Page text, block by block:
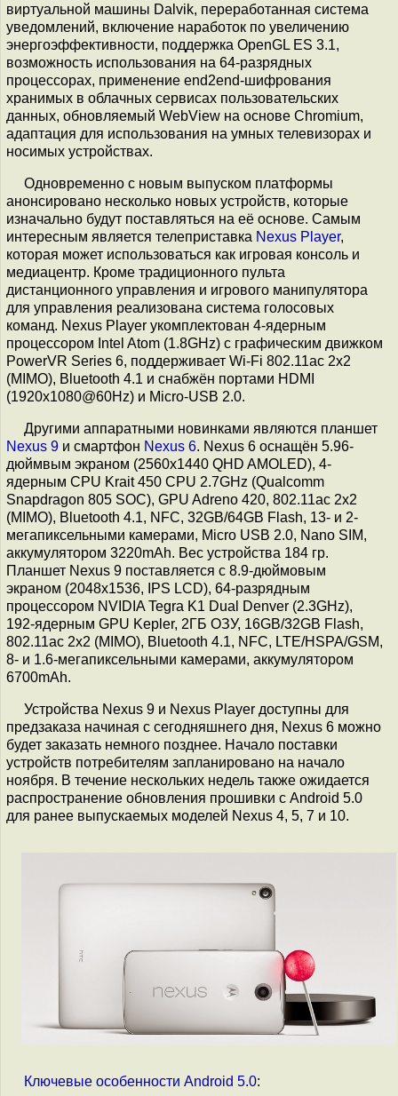
виртуальной машины Dalvik, переработанная система
уведомлений, включение наработок по увеличению
энергоэффективности, поддержка OpenGL ES 3.1,
возможность использования на 64-разрядных
процессорах, применение end2end-шифрования
хранимых в облачных сервисах пользовательских
данных, обновляемый WebView на основе Chromium,
адаптация для использования на умных телевизорах и
носимых устройствах.
Одновременно с новым выпуском платформы
анонсировано несколько новых устройств, которые
изначально будут поставляться на её основе. Самым
интересным является телеприставка Nexus Player,
которая может использоваться как игровая консоль и
медиацентр. Кроме традиционного пульта
дистанционного управления и игрового манипулятора
для управления реализована система голосовых
команд. Nexus Player укомплектован 4-ядерным
процессором Intel Atom (1.8GHz) с графическим движком
PowerVR Series 6, поддерживает Wi-Fi 802.11ac 2x2
(MIMO), Bluetooth 4.1 и снабжён портами HDMI
(1920x1080@60Hz) и Micro-USB 2.0.
Другими аппаратными новинками являются планшет
Nexus 9 и смартфон Nexus 6. Nexus 6 оснащён 5.96-
дюймвым экраном (2560x1440 QHD AMOLED), 4-
ядерным CPU Krait 450 CPU 2.7GHz (Qualcomm
Snapdragon 805 SOC), GPU Adreno 420, 802.11ac 2x2
(MIMO), Bluetooth 4.1, NFC, 32GB/64GB Flash, 13- и 2-
мегапиксельными камерами, Micro USB 2.0, Nano SIM,
аккумулятором 3220mAh. Вес устройства 184 гр.
Планшет Nexus 9 поставляется с 8.9-дюймовым
экраном (2048x1536, IPS LCD), 64-разрядным
процессором NVIDIA Tegra K1 Dual Denver (2.3GHz),
192-ядерным GPU Kepler, 2ГБ ОЗУ, 16GB/32GB Flash,
802.11ac 2x2 (MIMO), Bluetooth 4.1, NFC, LTE/HSPA/GSM,
8- и 1.6-мегапиксельными камерами, аккумулятором
6700mAh.
Устройства Nexus 9 и Nexus Player доступны для
предзаказа начиная с сегодняшнего дня, Nexus 6 можно
будет заказать немного позднее. Начало поставки
устройств потребителям запланировано на начало
ноября. В течение нескольких недель также ожидается
распространение обновления прошивки с Android 5.0
для ранее выпускаемых моделей Nexus 4, 5, 7 и 10.
Ключевые особенности Android 5.0: